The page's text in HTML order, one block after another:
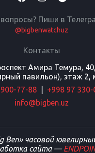
вопросы? Пиши в
@bigbenwatchuz
Контакты
Амира Темура,
павильон), этаж 2,
77-88
+998 97
info@bigben.uz
Ben» часовой
сайта —